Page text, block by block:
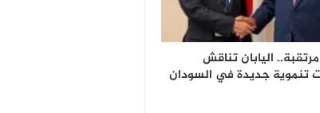
اليابان تناقش
تنموية جديدة في السودان